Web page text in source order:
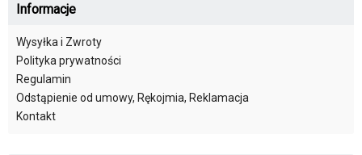
Informacje
Wysyłka i Zwroty
Polityka prywatności
Regulamin
Odstąpienie od umowy, Rękojmia, Reklamacja
Kontakt